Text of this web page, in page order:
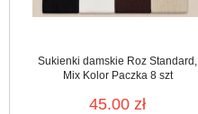
Sukienki damskie Roz Standard,
Mix Kolor Paczka 8 szt
45.00 zł